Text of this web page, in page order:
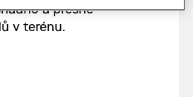
a přesně
v terénu.